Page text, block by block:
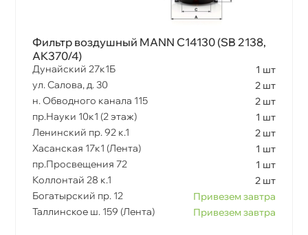
Фильтр воздушный MANN C14130 (SB 2138,
AK370/4)
Дунайский 27к1Б
1 шт
ул. Салова, д. 30
2 шт
н. Обводного канала 115
2 шт
пр.Науки 10к1 (2 этаж)
1 шт
Ленинский пр. 92 к.1
2 шт
Хасанская 17к1 (Лента)
1 шт
пр.Просвещения 72
1 шт
Коллонтай 28 к.1
2 шт
Богатырский пр. 12
Привезем завтра
Таллинское ш. 159 (Лента)
Привезем завтра